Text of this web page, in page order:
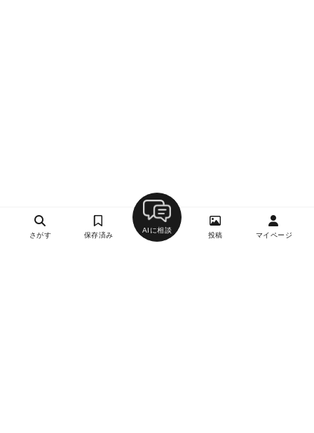
さがす 保存済み
AIに相談
投稿 マイページ